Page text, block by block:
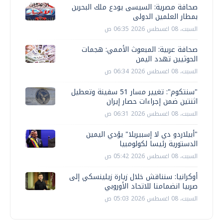
صحافة مصرية: السيسى يودع ملك البحرين
بمطار العلمين الدولى
السبت، 08 اغسطس 2026 06:35 ص
صحافة عربية: المبعوث الأممي: هجمات
الحوثيين تهدد اليمن
السبت، 08 اغسطس 2026 06:34 ص
"سنتكوم": تغيير مسار 51 سفينة وتعطيل
اثنتين ضمن إجراءات حصار إيران
السبت، 08 اغسطس 2026 06:31 ص
"أبيلاردو دي لا إسبيريلا" يؤدي اليمين
الدستورية رئيسا لكولومبيا
السبت، 08 اغسطس 2026 05:42 ص
أوكرانيا: سنناقش خلال زيارة زيلينسكي إلى
صربيا انضمامنا للاتحاد الأوروبي
السبت، 08 اغسطس 2026 05:03 ص